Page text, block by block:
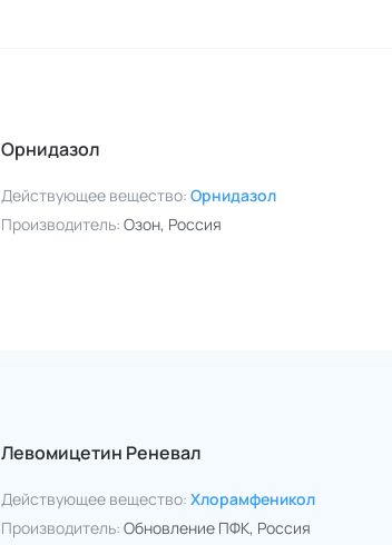
Орнидазол
Действующее вещество: Орнидазол
Производитель: Озон, Россия
Левомицетин Реневал
Действующее вещество: Хлорамфеникол
Производитель: Обновление ПФК, Россия